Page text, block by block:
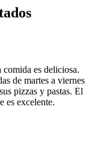
es deliciosa.
de martes a viernes
pizzas y pastas. El
es excelente.